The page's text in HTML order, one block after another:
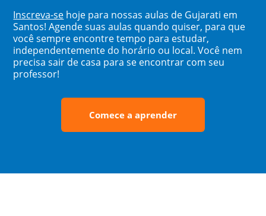
Inscreva-se hoje para nossas aulas de Gujarati em
Santos! Agende suas aulas quando quiser, para que
você sempre encontre tempo para estudar,
independentemente do horário ou local. Você nem
precisa sair de casa para se encontrar com seu
professor!
Comece a aprender